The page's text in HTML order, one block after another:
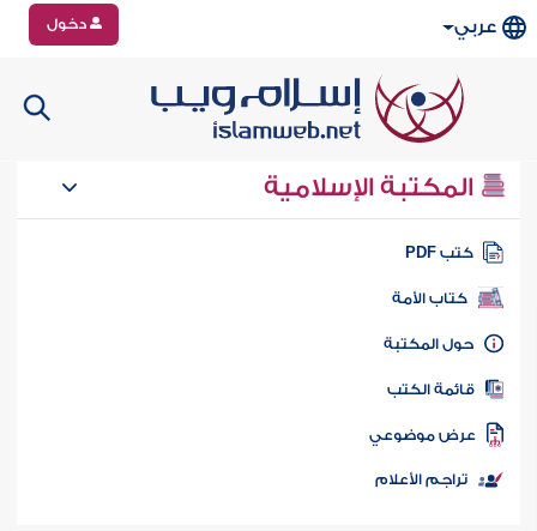
عربي دخول
المكتبة الإسلامية
كتب PDF
كتاب الأمة
المكتبة
الكتب
موضوعي